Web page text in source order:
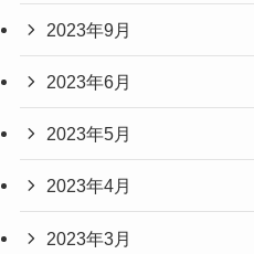
2023年9月
2023年6月
2023年5月
2023年4月
2023年3月